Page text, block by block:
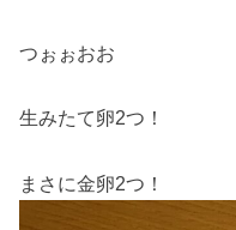
つぉぉおお
生みたて卵2つ！
まさに金卵2つ！